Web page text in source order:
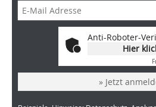
Anti-Roboter-
Hier
» Jetzt